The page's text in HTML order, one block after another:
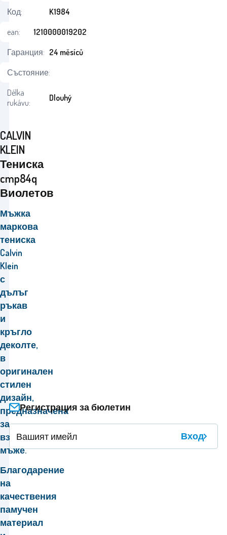
CALVIN
KLEIN
Тениска
cmp84q
Виолетов
Мъжка
маркова
тениска
Calvin
Klein
с
дълъг
ръкав
и
кръгло
деколте,
в
оригинален
стилен
дизайн,
предназначена
за
взискателни
мъже.
Благодарение
на
качествения
памучен
материал
Код:
K1984
ean:
1210000019202
Гаранция: 24 měsíců
Състояние:
Délka
rukávu:
Dlouhý
Регистрация за бюлетин
Вход